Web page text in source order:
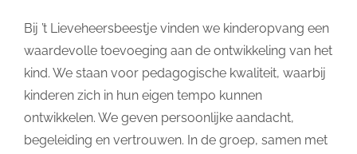
Bij ’t Lieveheersbeestje vinden we kinderopvang een
waardevolle toevoeging aan de ontwikkeling van het
kind. We staan voor pedagogische kwaliteit, waarbij
kinderen zich in hun eigen tempo kunnen
ontwikkelen. We geven persoonlijke aandacht,
begeleiding en vertrouwen. In de groep, samen met